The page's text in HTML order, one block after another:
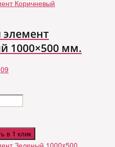
1000×500 мм.
в 1 клик